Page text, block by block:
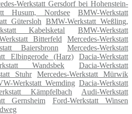
Werkstatt Gersdorf bei Hohenstein-
Husum, Nordsee
BMW-Werkstatt
Gütersloh BMW-Werkstatt Weßling,
Kabelsketal
BMW-Werkstatt
Bitterfeld
Mercedes-Werkstatt
Baiersbronn
Mercedes-Werkstatt
Elbingerode (Harz)
Dacia-Werkstatt
Wandsbek
Dacia-Werkstatt
Stuhr
Mercedes-Werkstatt Mürwik
Werkstatt Wemding Dacia-Werkstatt
Kämpfelbach
Audi-Werkstatt
Gernsheim
Ford-Werkstatt Winsen